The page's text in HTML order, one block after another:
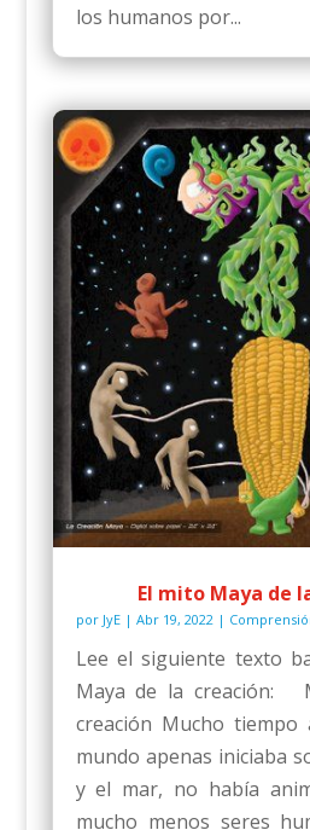
los humanos por...
El mito Maya de
por JyE| Abr 19, 2022 |
Lee el siguiente texto
Maya de la creación:
creación Mucho tiempo
mundo apenas iniciaba
y el mar, no había
mucho menos seres